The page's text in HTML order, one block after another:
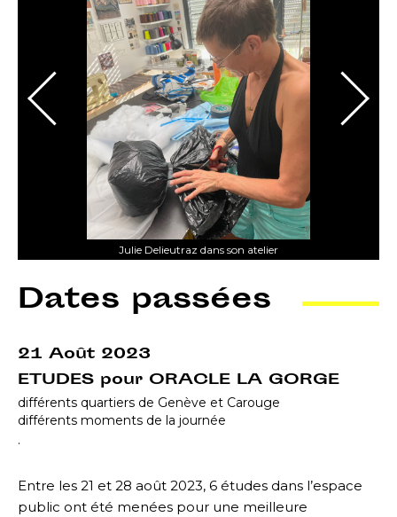
Julie Delieutraz dans son atelier
Dates passées
21 Août 2023
ETUDES pour ORACLE LA GORGE
différents quartiers de Genève et Carouge
différents moments de la journée
.
Entre les 21 et 28 août 2023, 6 études dans l’espace
public ont été menées pour une meilleure